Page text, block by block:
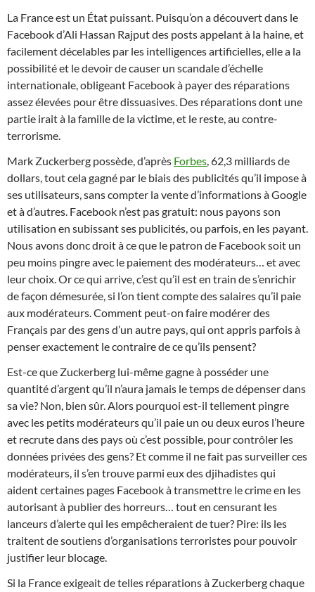
La France est un État puissant. Puisqu’on a découvert dans le
Facebook d’Ali Hassan Rajput des posts appelant à la haine, et
facilement décelables par les intelligences artificielles, elle a la
possibilité et le devoir de causer un scandale d’échelle
internationale, obligeant Facebook à payer des réparations
assez élevées pour être dissuasives. Des réparations dont une
partie irait à la famille de la victime, et le reste, au contre-
terrorisme.
Mark Zuckerberg possède, d’après Forbes, 62,3 milliards de
dollars, tout cela gagné par le biais des publicités qu’il impose à
ses utilisateurs, sans compter la vente d’informations à Google
et à d’autres. Facebook n’est pas gratuit: nous payons son
utilisation en subissant ses publicités, ou parfois, en les payant.
Nous avons donc droit à ce que le patron de Facebook soit un
peu moins pingre avec le paiement des modérateurs… et avec
leur choix. Or ce qui arrive, c’est qu’il est en train de s’enrichir
de façon démesurée, si l’on tient compte des salaires qu’il paie
aux modérateurs. Comment peut-on faire modérer des
Français par des gens d’un autre pays, qui ont appris parfois à
penser exactement le contraire de ce qu’ils pensent?
Est-ce que Zuckerberg lui-même gagne à posséder une
quantité d’argent qu’il n’aura jamais le temps de dépenser dans
sa vie? Non, bien sûr. Alors pourquoi est-il tellement pingre
avec les petits modérateurs qu’il paie un ou deux euros l’heure
et recrute dans des pays où c’est possible, pour contrôler les
données privées des gens? Et comme il ne fait pas surveiller ces
modérateurs, il s’en trouve parmi eux des djihadistes qui
aident certaines pages Facebook à transmettre le crime en les
autorisant à publier des horreurs… tout en censurant les
lanceurs d’alerte qui les empêcheraient de tuer? Pire: ils les
traitent de soutiens d’organisations terroristes pour pouvoir
justifier leur blocage.
Si la France exigeait de telles réparations à Zuckerberg chaque